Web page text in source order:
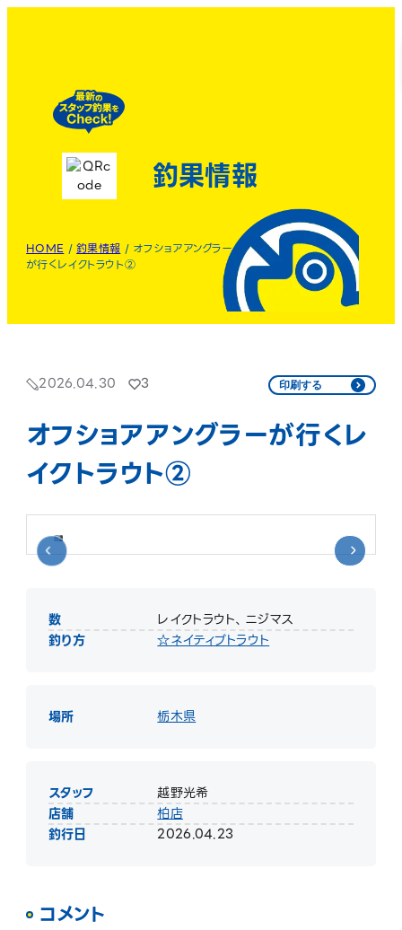
釣果情報
HOME /釣果情報 / オフショアアングラー
が行くレイクトラウト②
2026.04.30 3 印刷する
オフショアアングラーが行くレ
イクトラウト②
数
レイクトラウト、ニジマス
釣り方
☆ネイティブトラウト
場所 栃木県
スタッフ
越野光希
店舗
柏店
釣行日
2026.04.23
コメント